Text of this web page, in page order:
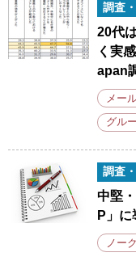
調査
20代
く実
apan
メー
グル
調査
中堅
P」
ノー